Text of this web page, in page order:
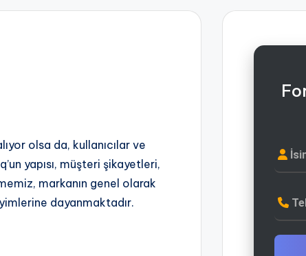
olsa da, kullanıcılar ve
yapısı, müşteri şikayetleri,
markanın genel olarak
dayanmaktadır.